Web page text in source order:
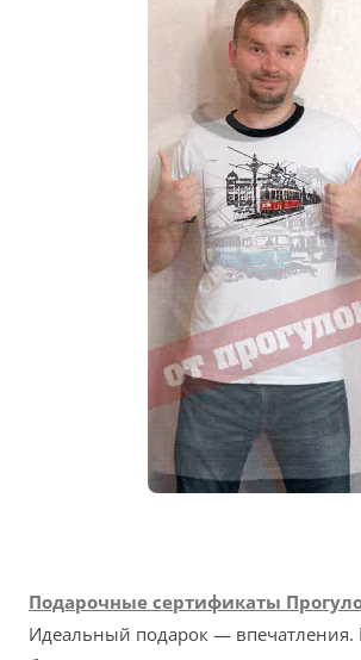
Подарочные сертификаты
Идеальный подарок — впечатления.